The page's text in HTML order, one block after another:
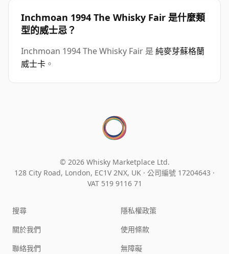
Inchmoan 1994 The Whisky Fair 是什麼類
型的威士忌？
Inchmoan 1994 The Whisky Fair 是 純麥芽蘇格蘭
威士卡 。
© 2026 Whisky Marketplace Ltd.
128 City Road, London, EC1V 2NX, UK · 公司編號 17204643 ·
VAT 519 9116 71
搜尋
關於我們
聯絡我們
隱私權政策
使用條款
無障礙